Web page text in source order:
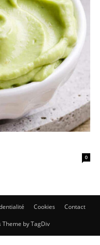
0
Cookies Contact
by TagDiv